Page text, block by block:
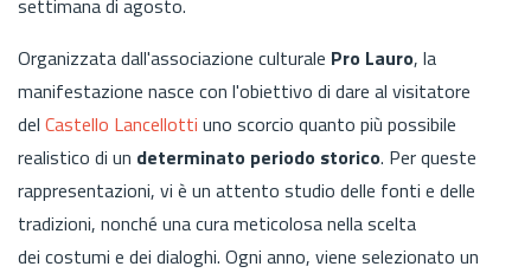
settimana di agosto.
Organizzata dall'associazione culturale Pro Lauro, la
manifestazione nasce con l'obiettivo di dare al visitatore
del Castello Lancellotti uno scorcio quanto più possibile
realistico di un determinato periodo storico. Per queste
rappresentazioni, vi è un attento studio delle fonti e delle
tradizioni, nonché una cura meticolosa nella scelta
dei costumi e dei dialoghi. Ogni anno, viene selezionato un